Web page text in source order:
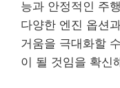
능과 안정적인 주
다양한 엔진 옵션
거움을 극대화할
이 될 것임을 확신